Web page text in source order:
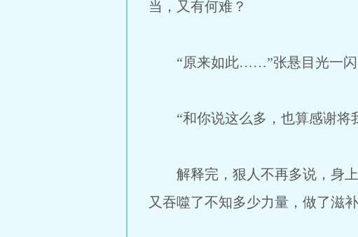
当，又有何难？
“原来如此……”张悬目光一闪
“和你说这么多，也算感谢将
解释完，狠人不再多说，身上
又吞噬了不知多少力量，做了滋补